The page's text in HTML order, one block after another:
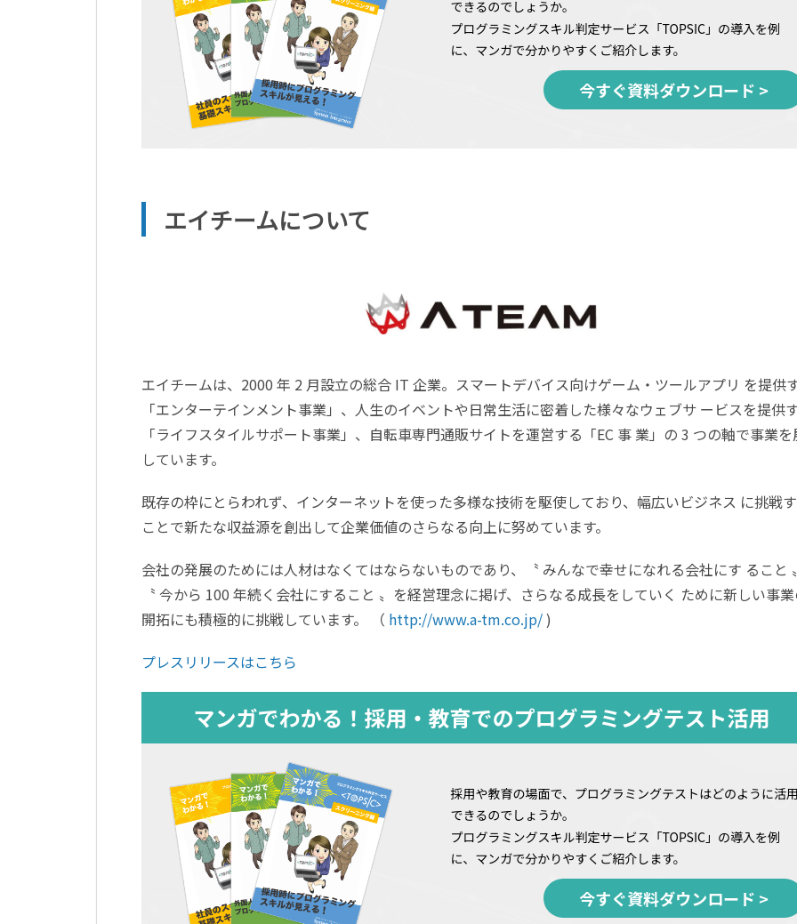
エイチームについて
エイチームは、2000 年 2 月設立の総合 IT 企業。スマートデバイス向けゲーム・ツールアプリ を提供
「エンターテインメント事業」、人生のイベントや日常生活に密着した様々なウェブサ ービスを提供
「ライフスタイルサポート事業」、自転車専門通販サイトを運営する「EC 事 業」の 3 つの軸で事業を
しています。
既存の枠にとらわれず、インターネットを使った多様な技術を駆使しており、幅広いビジネス に挑戦
ことで新たな収益源を創出して企業価値のさらなる向上に努めています。
会社の発展のためには人材はなくてはならないものであり、〝 みんなで幸せになれる会社にす ること 〟
〝 今から 100 年続く会社にすること 〟を経営理念に掲げ、さらなる成長をしていく ために新しい事
開拓にも積極的に挑戦しています。 （ http://www.a-tm.co.jp/)
プレスリリースはこちら